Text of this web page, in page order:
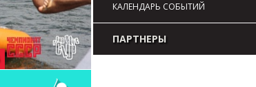
КАЛЕНДАРЬ СОБЫТИЙ
ПАРТНЕРЫ